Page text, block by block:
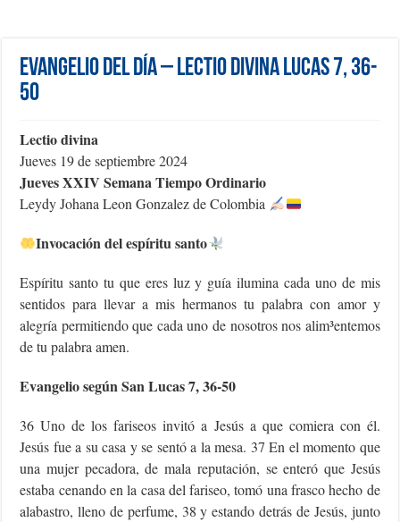
Evangelio del día – Lectio Divina Lucas 7, 36-
50
Lectio divina
Jueves 19 de septiembre 2024
Jueves XXIV Semana Tiempo Ordinario
Leydy Johana Leon Gonzalez de Colombia
Invocación del espíritu santo
Espíritu santo tu que eres luz y guía ilumina cada uno de mis
sentidos para llevar a mis hermanos tu palabra con amor y
alegría permitiendo que cada uno de nosotros nos alim³entemos
de tu palabra amen.
Evangelio según San Lucas 7, 36-50
36 Uno de los fariseos invitó a Jesús a que comiera con él.
Jesús fue a su casa y se sentó a la mesa. 37 En el momento que
una mujer pecadora, de mala reputación, se enteró que Jesús
estaba cenando en la casa del fariseo, tomó una frasco hecho de
alabastro, lleno de perfume, 38 y estando detrás de Jesús, junto